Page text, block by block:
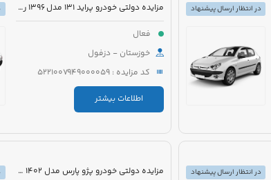
در انتظار ارسال پیشنهاد
مزایده دولتی خودرو پراید 131 مدل 1396 رنگ سفید
فعال
خوزستان - دزفول
کد مزایده : 5221007949000059
اطلاعات بیشتر
در انتظار ارسال پیشنهاد
مزایده دولتی خودرو پژو پارس مدل 1402 رنگ سفید